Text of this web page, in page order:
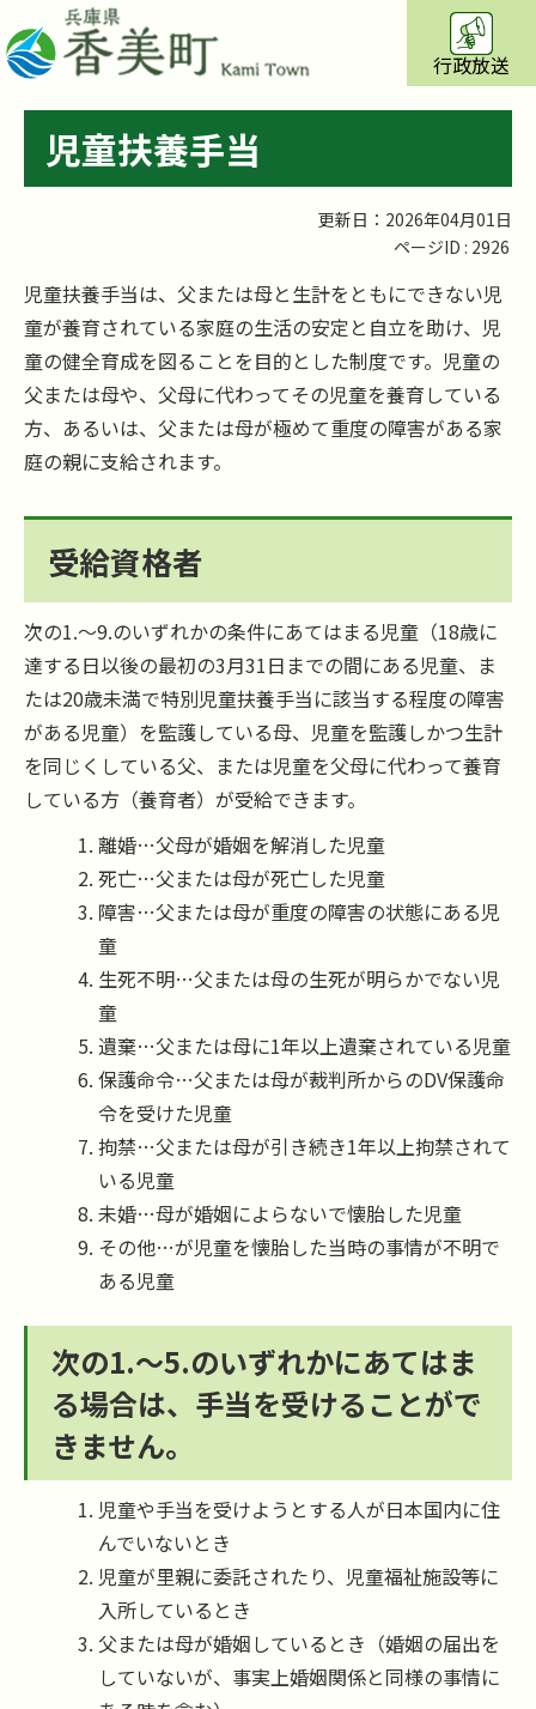
行政放送
児童扶養手当
更新日：2026年04月01日
ページID : 2926
児童扶養手当は、父または母と生計をともにできない児
童が養育されている家庭の生活の安定と自立を助け、児
童の健全育成を図ることを目的とした制度です。児童の
父または母や、父母に代わってその児童を養育している
方、あるいは、父または母が極めて重度の障害がある家
庭の親に支給されます。
受給資格者
次の1.～9.のいずれかの条件にあてはまる児童（18歳に
達する日以後の最初の3月31日までの間にある児童、ま
たは20歳未満で特別児童扶養手当に該当する程度の障害
がある児童）を監護している母、児童を監護しかつ生計
を同じくしている父、または児童を父母に代わって養育
している方（養育者）が受給できます。
離婚…父母が婚姻を解消した児童
死亡…父または母が死亡した児童
障害…父または母が重度の障害の状態にある児
童
生死不明…父または母の生死が明らかでない児
童
遺棄…父または母に1年以上遺棄されている児童
保護命令…父または母が裁判所からのDV保護命
令を受けた児童
拘禁…父または母が引き続き1年以上拘禁されて
いる児童
未婚…母が婚姻によらないで懐胎した児童
その他…が児童を懐胎した当時の事情が不明で
ある児童
次の1.～5.のいずれかにあてはま
る場合は、手当を受けることがで
きません。
児童や手当を受けようとする人が日本国内に住
んでいないとき
児童が里親に委託されたり、児童福祉施設等に
入所しているとき
父または母が婚姻しているとき（婚姻の届出を
していないが、事実上婚姻関係と同様の事情に